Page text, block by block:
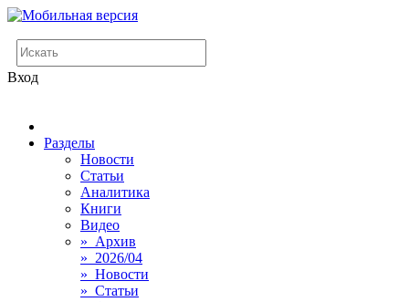
Вход
Разделы
Новости
Статьи
Аналитика
Книги
Видео
» Архив
» 2026/04
» Новости
» Статьи